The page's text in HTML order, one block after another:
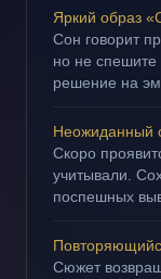
Яркий образ
Сон говорит
но не спешите
решение на
Неожиданный
Скоро
учитывали.
поспешных
Сюжет